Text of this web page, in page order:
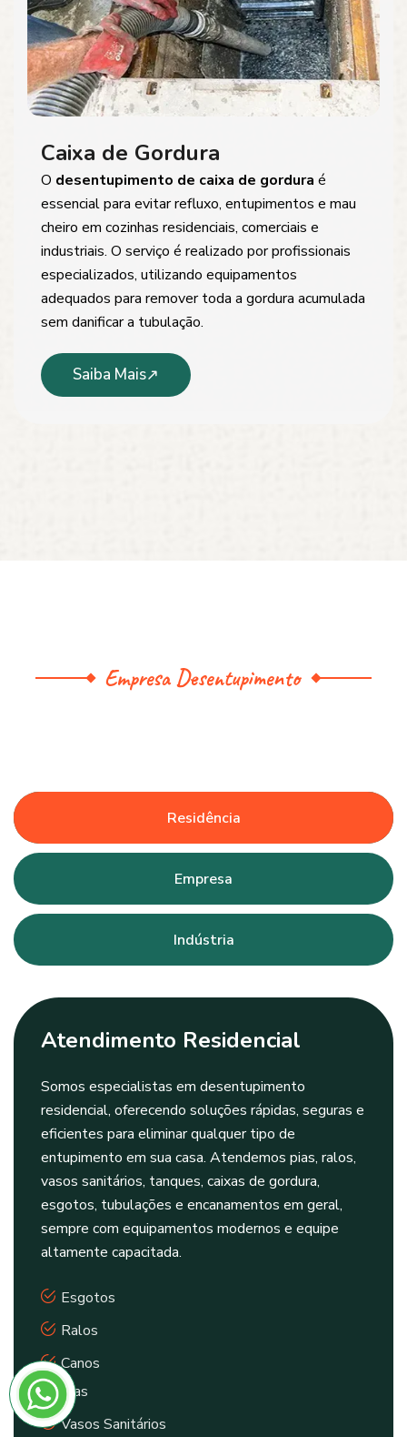
Caixa de Gordura
O desentupimento de caixa de gordura é
essencial para evitar refluxo, entupimentos e mau
cheiro em cozinhas residenciais, comerciais e
industriais. O serviço é realizado por profissionais
especializados, utilizando equipamentos
adequados para remover toda a gordura acumulada
sem danificar a tubulação.
Saiba Mais
Empresa Desentupimento
Residência
Empresa
Indústria
Atendimento Residencial
Somos especialistas em desentupimento
residencial, oferecendo soluções rápidas, seguras e
eficientes para eliminar qualquer tipo de
entupimento em sua casa. Atendemos pias, ralos,
vasos sanitários, tanques, caixas de gordura,
esgotos, tubulações e encanamentos em geral,
sempre com equipamentos modernos e equipe
altamente capacitada.
Esgotos
Ralos
Canos
Pias
Vasos Sanitários